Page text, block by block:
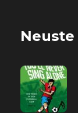
Neuste